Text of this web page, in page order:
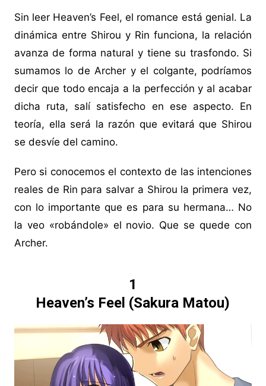
Sin leer Heaven’s Feel, el romance está genial. La
dinámica entre Shirou y Rin funciona, la relación
avanza de forma natural y tiene su trasfondo. Si
sumamos lo de Archer y el colgante, podríamos
decir que todo encaja a la perfección y al acabar
dicha ruta, salí satisfecho en ese aspecto. En
teoría, ella será la razón que evitará que Shirou
se desvíe del camino.
Pero si conocemos el contexto de las intenciones
reales de Rin para salvar a Shirou la primera vez,
con lo importante que es para su hermana… No
la veo «robándole» el novio. Que se quede con
Archer.
1
Heaven’s Feel (Sakura Matou)